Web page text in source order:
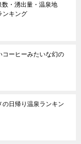
数・湧出量・温泉地
ンキング
コーヒーみたいな幻の
の日帰り温泉ランキン